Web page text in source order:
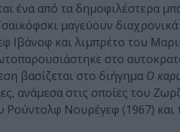
ένα από τα δημοφιλέστερα
μαγεύουν
Ιβάνοφ και λιμπρέτο του
στο
βασίζεται στο διήγημα Ο
ανάμεσα στις οποίες του
Ρούντολφ Νουρέγεφ (1967)